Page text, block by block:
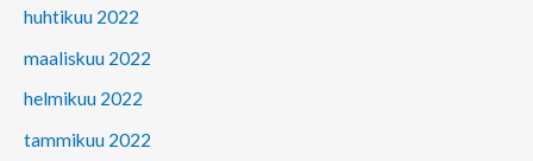
huhtikuu 2022
maaliskuu 2022
helmikuu 2022
tammikuu 2022